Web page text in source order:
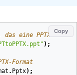
Copy
eine PPTX-Datei
);
Format
. Pptx);